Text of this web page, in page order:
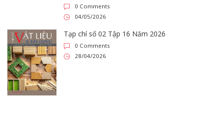
0 Comments
04/05/2026
Tạp chí số 02 Tập 16 Năm 2026
0 Comments
28/04/2026